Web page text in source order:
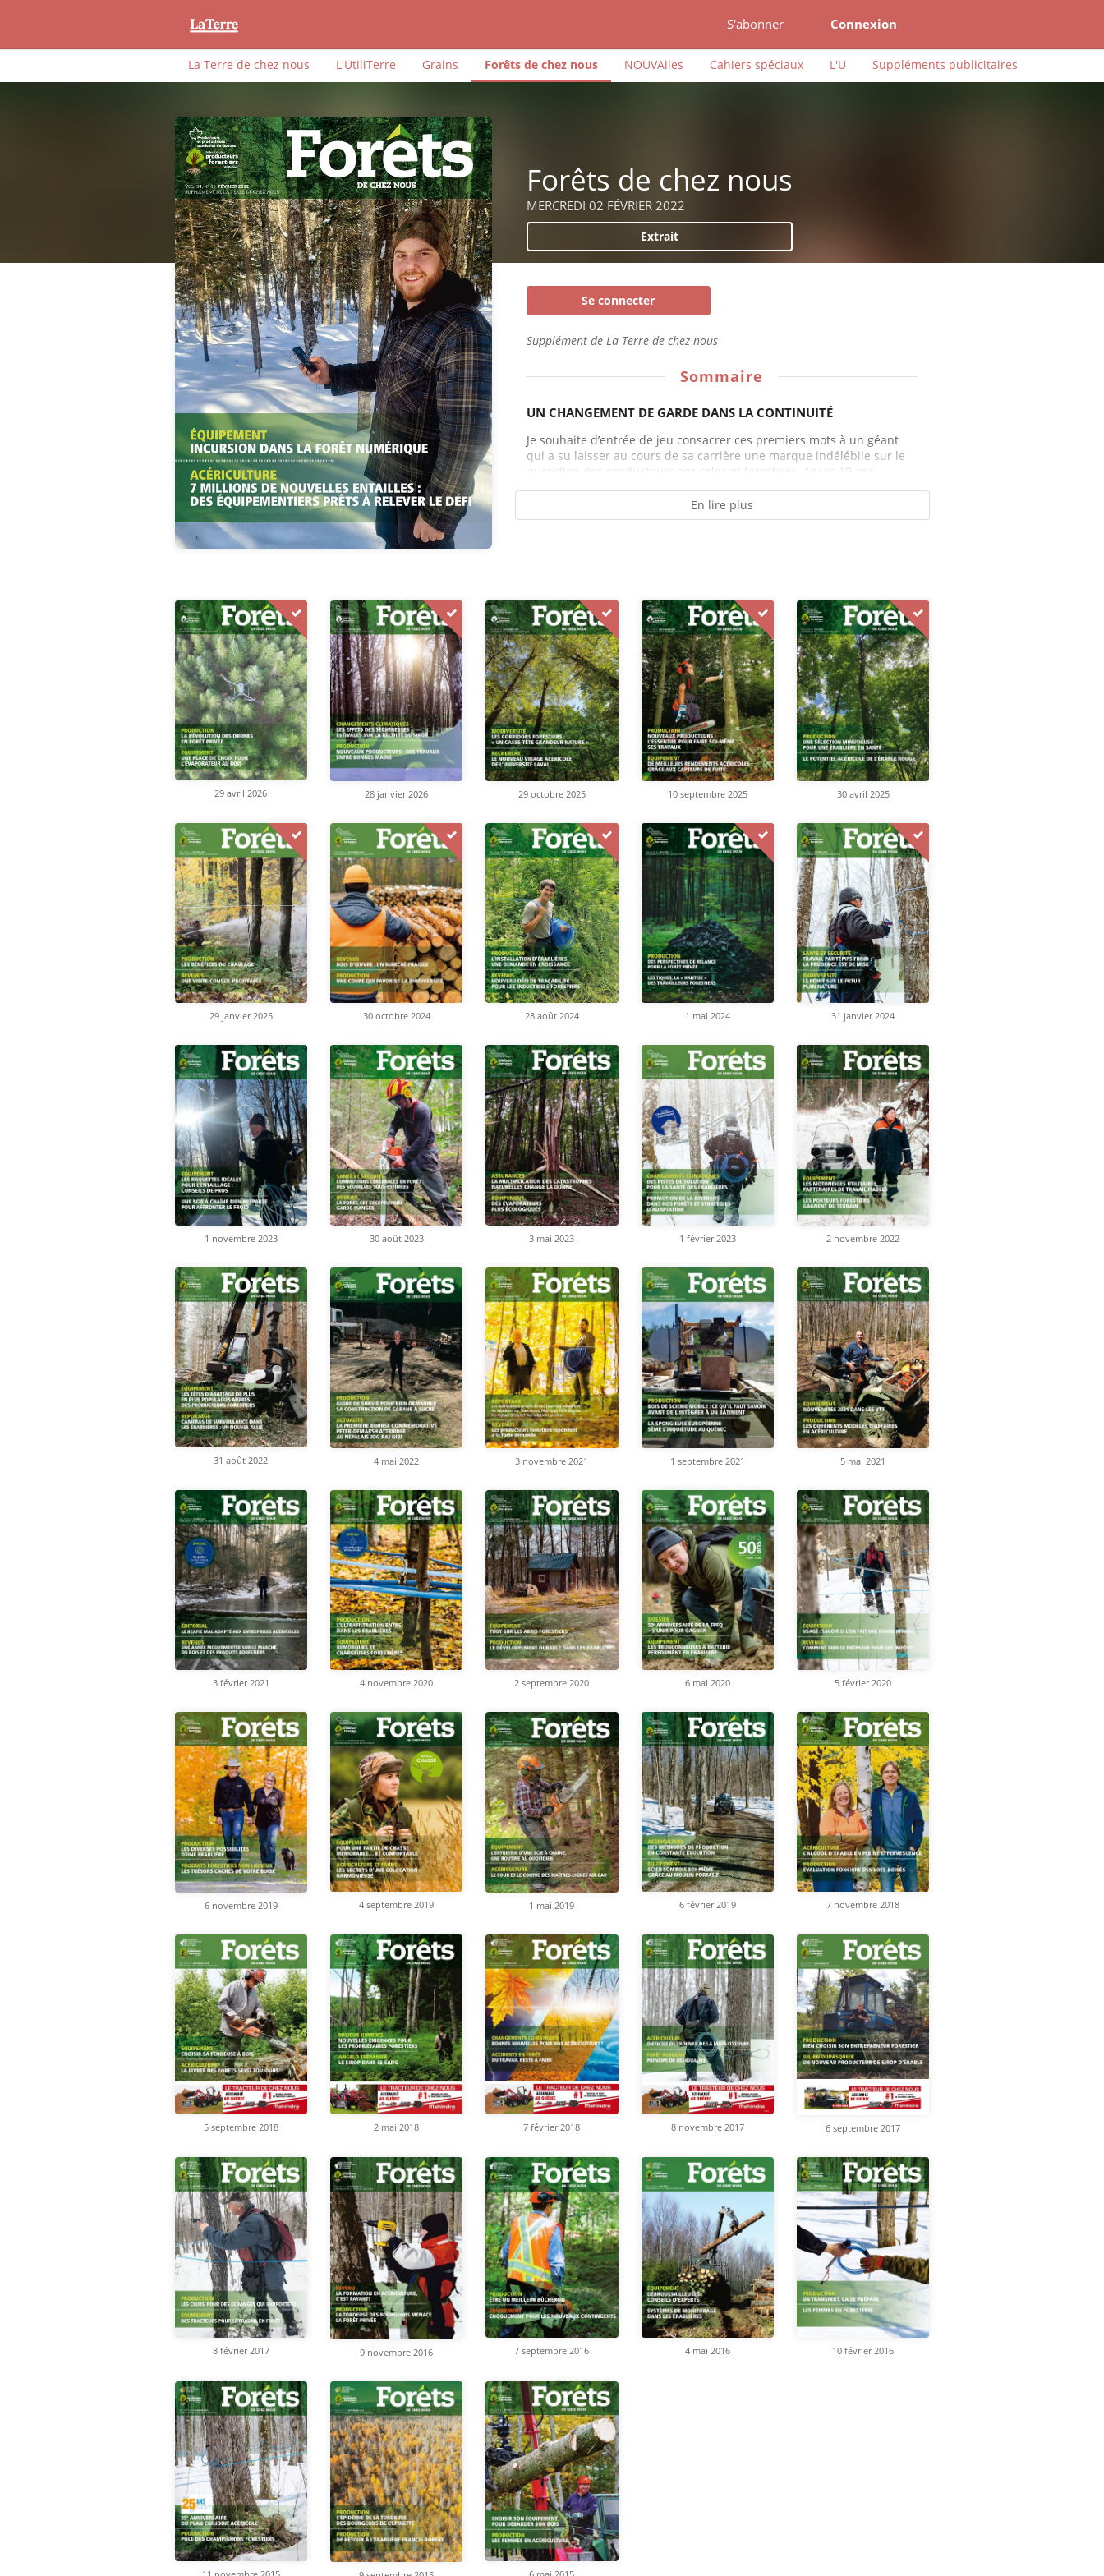
S'abonner Connexion
La Terre de chez nous L'UtiliTerre Grains Forêts de chez nous NOUVAiles Cahiers spéciaux L'U Suppléments publicitaires
Forêts de chez nous
MERCREDI 02 FÉVRIER 2022
Extrait
Se connecter
Supplément de La Terre de chez nous
Sommaire
UN CHANGEMENT DE GARDE DANS LA CONTINUITÉ
Je souhaite d’entrée de jeu consacrer ces premiers mots à un géant
qui a su laisser au cours de sa carrière une marque indélébile sur le
quotidien des producteurs agricoles et forestiers. Après 10 ans...
En lire plus
29 avril 2026 28 janvier 2026 29 octobre 2025 10 septembre 2025 30 avril 2025
29 janvier 2025 30 octobre 2024 28 août 2024 1 mai 2024 31 janvier 2024
1 novembre 2023 30 août 2023 3 mai 2023 1 février 2023 2 novembre 2022
31 août 2022 4 mai 2022 3 novembre 2021 1 septembre 2021 5 mai 2021
3 février 2021 4 novembre 2020 2 septembre 2020 6 mai 2020 5 février 2020
6 novembre 2019 4 septembre 2019 1 mai 2019 6 février 2019 7 novembre 2018
5 septembre 2018 2 mai 2018 7 février 2018 8 novembre 2017 6 septembre 2017
8 février 2017 9 novembre 2016 7 septembre 2016 4 mai 2016 10 février 2016